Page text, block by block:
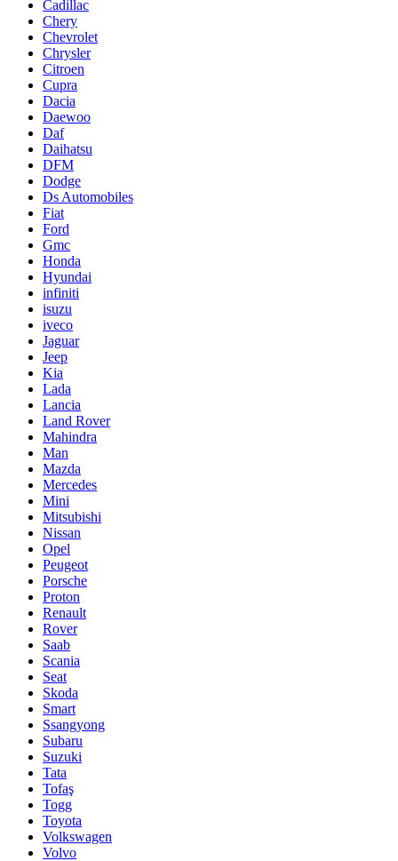
Cadillac
Chery
Chevrolet
Chrysler
Citroen
Cupra
Dacia
Daewoo
Daf
Daihatsu
DFM
Dodge
Ds Automobiles
Fiat
Ford
Gmc
Honda
Hyundai
infiniti
isuzu
iveco
Jaguar
Jeep
Kia
Lada
Lancia
Land Rover
Mahindra
Man
Mazda
Mercedes
Mini
Mitsubishi
Nissan
Opel
Peugeot
Porsche
Proton
Renault
Rover
Saab
Scania
Seat
Skoda
Smart
Ssangyong
Subaru
Suzuki
Tata
Tofaş
Togg
Toyota
Volkswagen
Volvo